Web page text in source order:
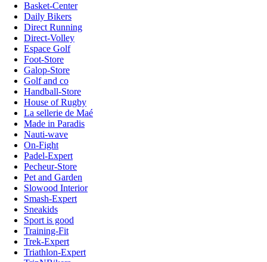
Basket-Center
Daily Bikers
Direct Running
Direct-Volley
Espace Golf
Foot-Store
Galop-Store
Golf and co
Handball-Store
House of Rugby
La sellerie de Maé
Made in Paradis
Nauti-wave
On-Fight
Padel-Expert
Pecheur-Store
Pet and Garden
Slowood Interior
Smash-Expert
Sneakids
Sport is good
Training-Fit
Trek-Expert
Triathlon-Expert